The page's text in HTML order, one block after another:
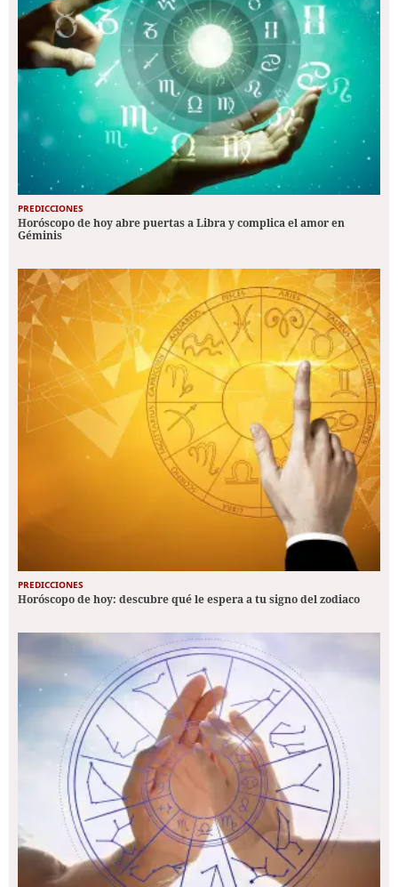
PREDICCIONES
Horóscopo de hoy abre puertas a Libra y complica el amor en
Géminis
PREDICCIONES
Horóscopo de hoy: descubre qué le espera a tu signo del zodiaco